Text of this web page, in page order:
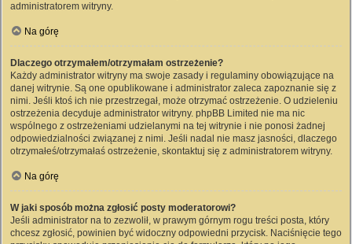
administratorem witryny.
Na górę
Dlaczego otrzymałem/otrzymałam ostrzeżenie?
Każdy administrator witryny ma swoje zasady i regulaminy obowiązujące na
danej witrynie. Są one opublikowane i administrator zaleca zapoznanie się z
nimi. Jeśli ktoś ich nie przestrzegał, może otrzymać ostrzeżenie. O udzieleniu
ostrzeżenia decyduje administrator witryny. phpBB Limited nie ma nic
wspólnego z ostrzeżeniami udzielanymi na tej witrynie i nie ponosi żadnej
odpowiedzialności związanej z nimi. Jeśli nadal nie masz jasności, dlaczego
otrzymałeś/otrzymałaś ostrzeżenie, skontaktuj się z administratorem witryny.
Na górę
W jaki sposób można zgłosić posty moderatorowi?
Jeśli administrator na to zezwolił, w prawym górnym rogu treści posta, który
chcesz zgłosić, powinien być widoczny odpowiedni przycisk. Naciśnięcie tego